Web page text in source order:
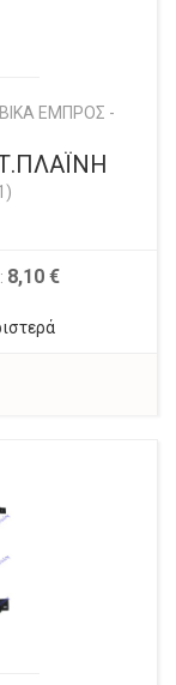
ΕΜΠΡΟΣ -
8,10 €